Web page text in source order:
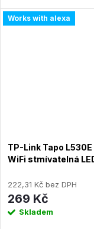
maximální světelný
ovládání přes Wi-Fi a
Works with alexa
TP-Link Tapo
WiFi stmívatelná
222,31 Kč bez DPH
269 Kč
Skladem